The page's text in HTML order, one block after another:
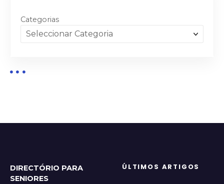
Categorias
DIRECTÓRIO PARA
SENIORES
ÚLTIMOS ARTIGOS